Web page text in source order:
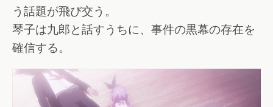
う話題が飛び交う。
琴子は九郎と話すうちに、事件の黒幕の存在を
確信する。